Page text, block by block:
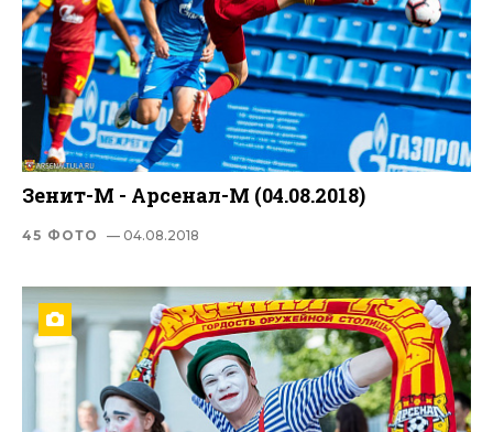
Зенит-М - Арсенал-М (04.08.2018)
45 ФОТО — 04.08.2018